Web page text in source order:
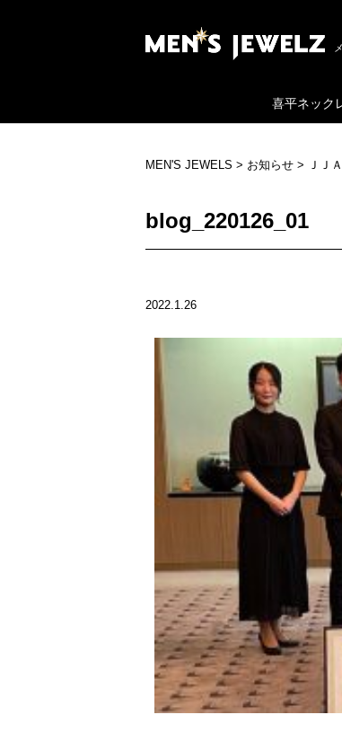
喜平ネック
MEN'S JEWELS > お知らせ > ＪＪ
blog_220126_01
2022.1.26